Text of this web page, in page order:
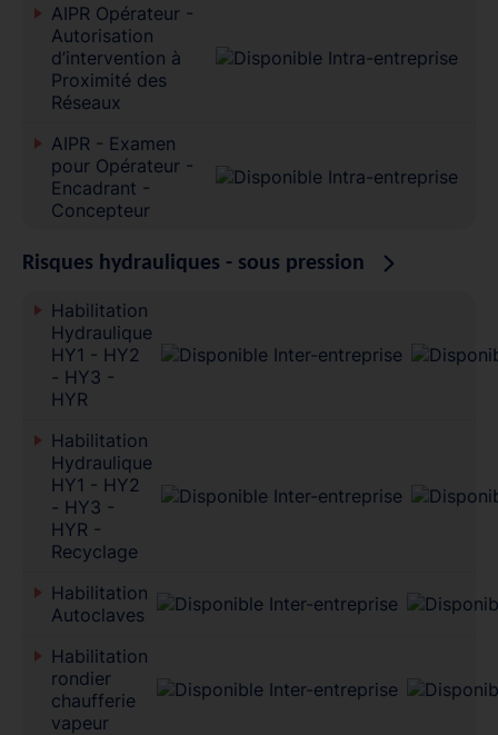
AIPR Opérateur -
Autorisation
d’intervention à
Proximité des
Réseaux
AIPR - Examen
pour Opérateur -
Encadrant -
Concepteur
Risques hydrauliques - sous pression
Habilitation
Hydraulique
HY1 - HY2
- HY3 -
HYR
Habilitation
Hydraulique
HY1 - HY2
- HY3 -
HYR -
Recyclage
Habilitation
Autoclaves
Habilitation
rondier
chaufferie
vapeur